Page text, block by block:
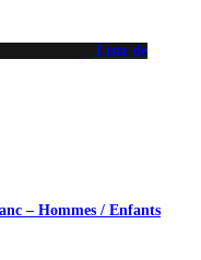
Liste de
– Hommes / Enfants